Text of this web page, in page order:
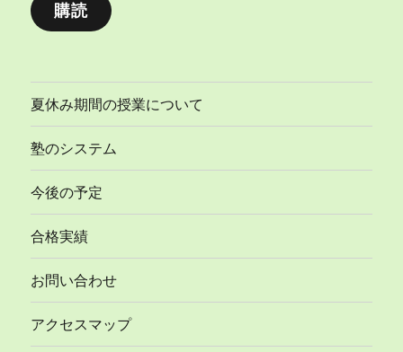
ア
購読
夏休み期間の授業について
塾のシステム
今後の予定
合格実績
お問い合わせ
アクセスマップ